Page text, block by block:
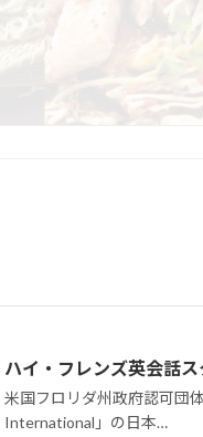
ハイ・フレンズ英会話ス
米国フロリダ州政府認可団
International」の日本…